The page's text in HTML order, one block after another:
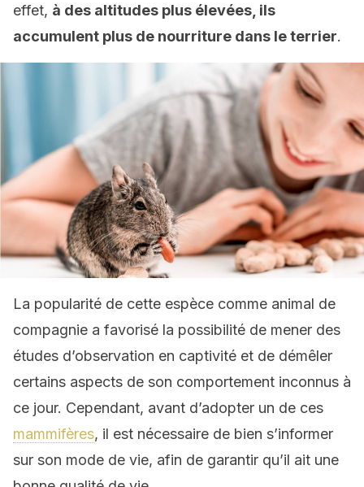
effet, à des altitudes plus élevées, ils
accumulent plus de nourriture dans le terrier.
La popularité de cette espèce comme animal de
compagnie a favorisé la possibilité de mener des
études d’observation en captivité et de démêler
certains aspects de son comportement inconnus à
ce jour. Cependant, avant d’adopter un de ces
mammifères, il est nécessaire de bien s’informer
sur son mode de vie, afin de garantir qu’il ait une